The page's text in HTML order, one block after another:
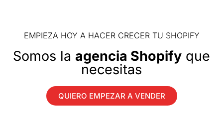
EMPIEZA HOY A HACER CRECER TU SHOPIFY
Somos la agencia Shopify que
necesitas
QUIERO EMPEZAR A VENDER